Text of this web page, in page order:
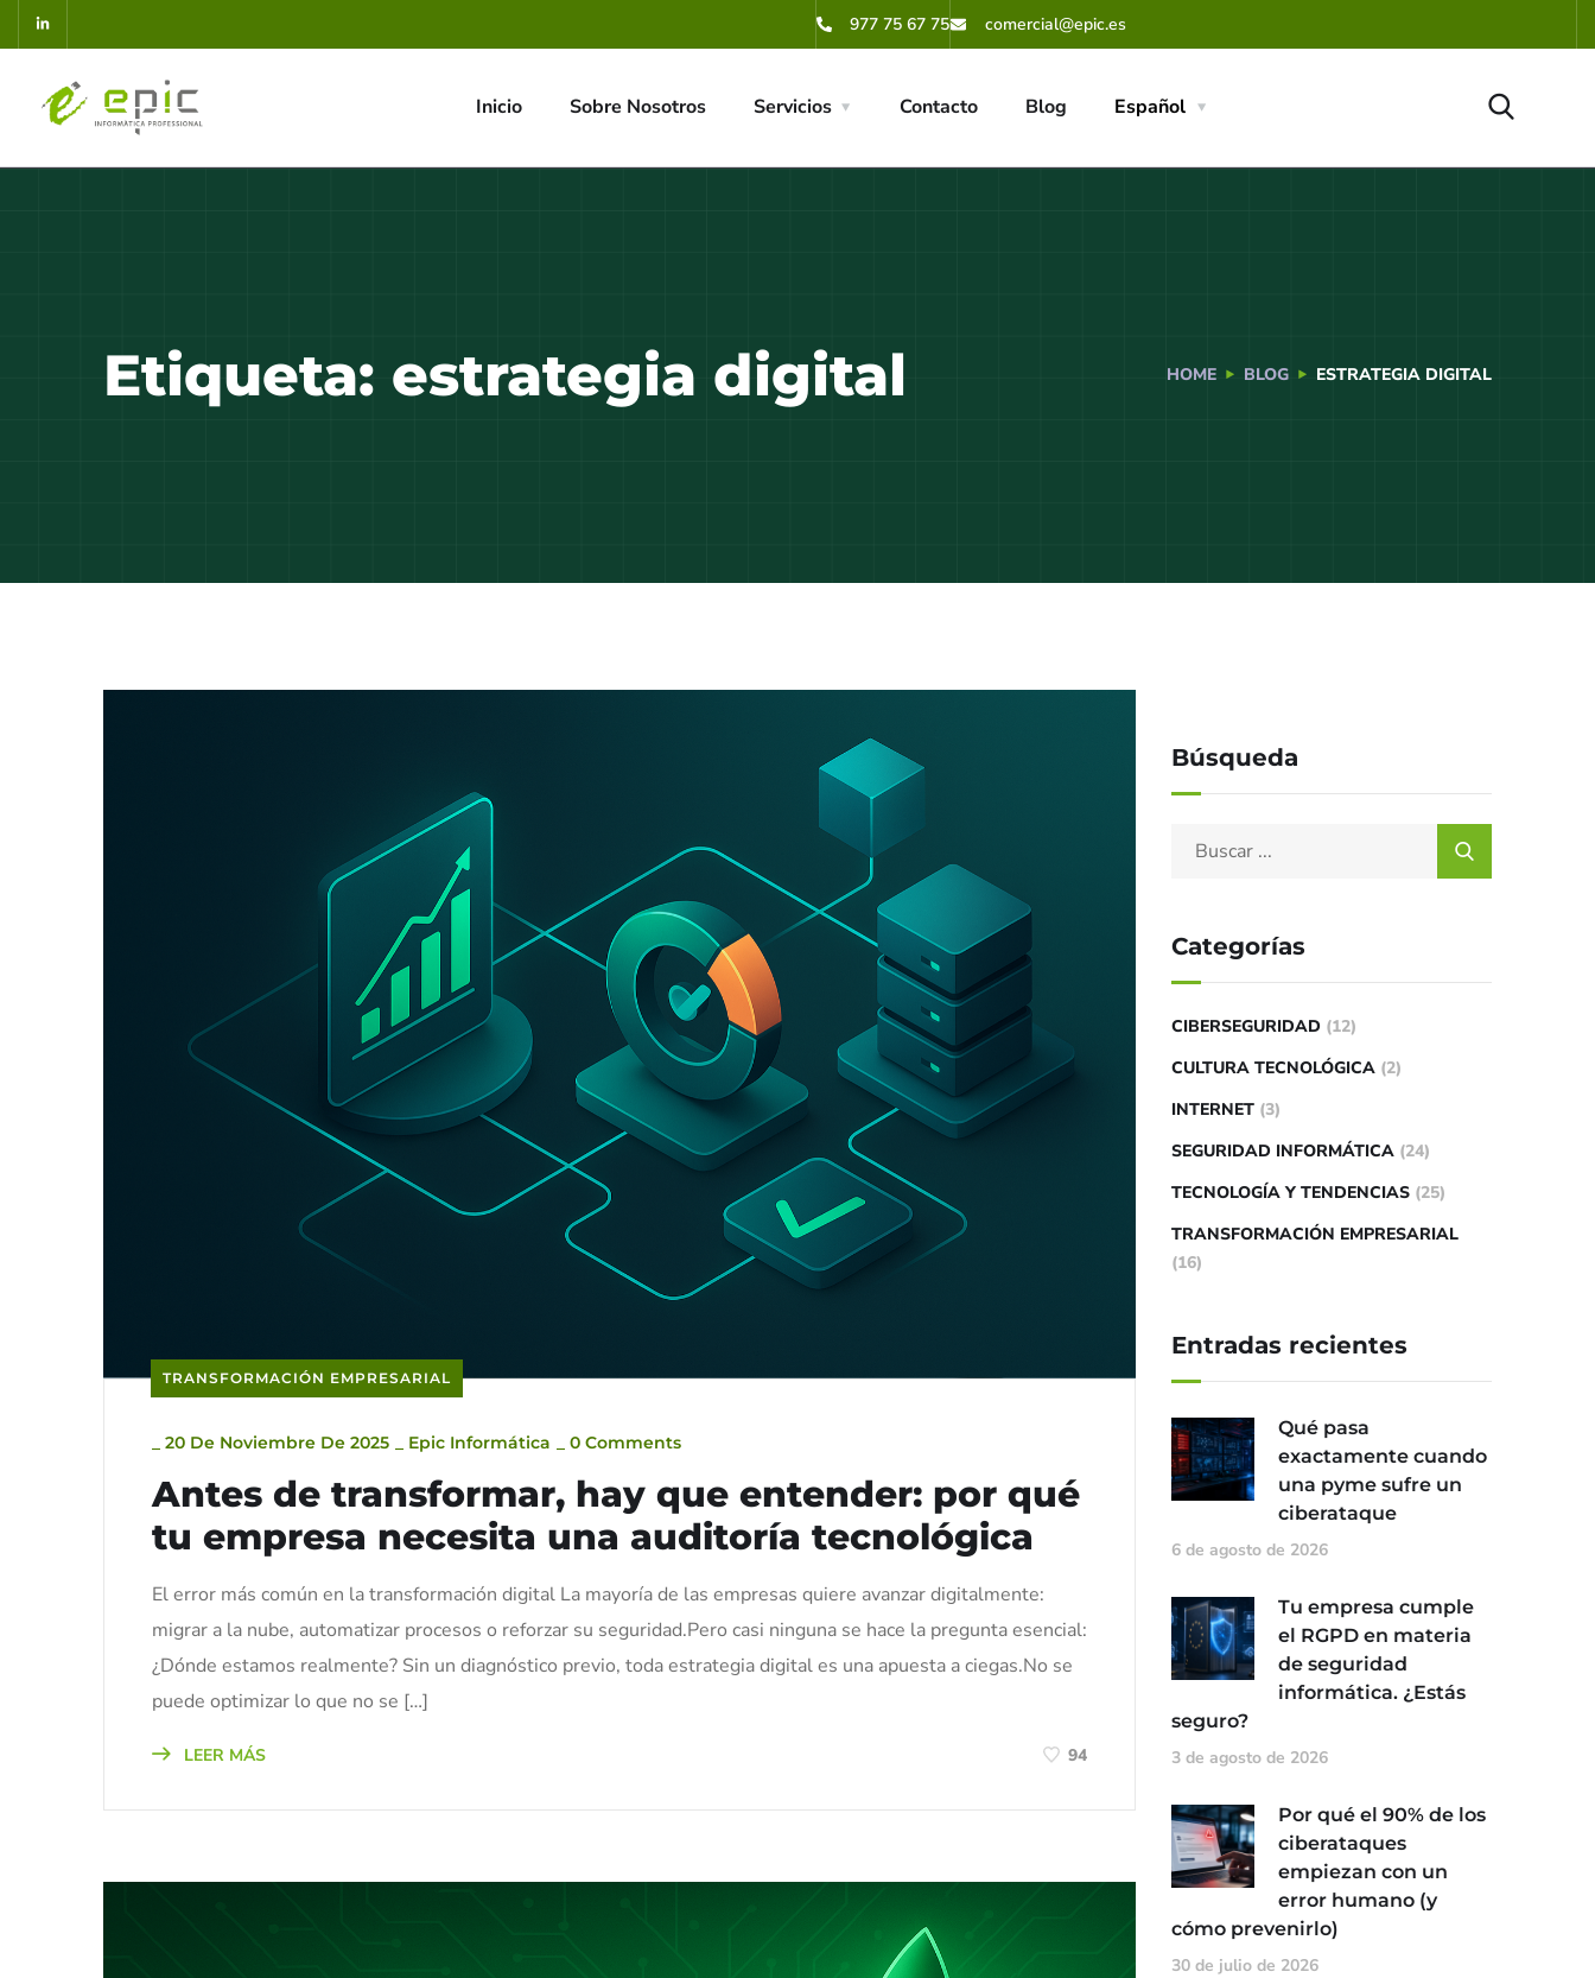
977 75 67 75 comercial@epic.es
Inicio Sobre Nosotros Servicios Contacto Blog Español
Etiqueta: estrategia digital HOME BLOG ESTRATEGIA DIGITAL
TRANSFORMACIÓN EMPRESARIAL
20 De Noviembre De 2025 Epic Informática 0 Comments
Antes de transformar, hay que entender: por qué
tu empresa necesita una auditoría tecnológica
El error más común en la transformación digital La mayoría de las empresas quiere avanzar digitalmente:
migrar a la nube, automatizar procesos o reforzar su seguridad.Pero casi ninguna se hace la pregunta esencial:
¿Dónde estamos realmente? Sin un diagnóstico previo, toda estrategia digital es una apuesta a ciegas.No se
puede optimizar lo que no se […]
LEER MÁS 94
Búsqueda
Categorías
CIBERSEGURIDAD (12)
CULTURA TECNOLÓGICA (2)
INTERNET (3)
SEGURIDAD INFORMÁTICA (24)
TECNOLOGÍA Y TENDENCIAS (25)
TRANSFORMACIÓN EMPRESARIAL
(16)
Entradas recientes
Qué pasa
exactamente cuando
una pyme sufre un
ciberataque
6 de agosto de 2026
Tu empresa cumple
el RGPD en materia
de seguridad
informática. ¿Estás
seguro?
3 de agosto de 2026
Por qué el 90% de los
ciberataques
empiezan con un
error humano (y
cómo prevenirlo)
30 de julio de 2026